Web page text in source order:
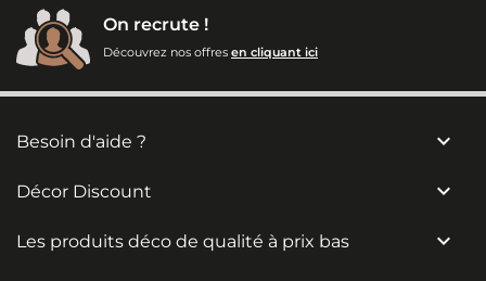
On recrute !
Découvrez nos offres en cliquant ici
Besoin d'aide ? 
Décor Discount 
Les produits déco de qualité à prix bas 